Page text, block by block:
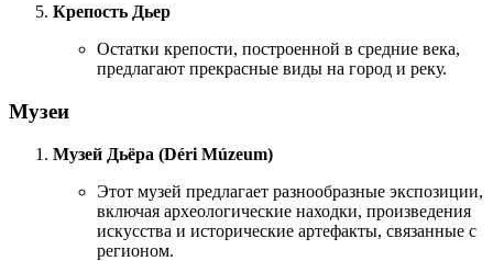
Крепость Дьер
Остатки крепости, построенной в средние века,
предлагают прекрасные виды на город и реку.
Музеи
Музей Дьёра (Déri Múzeum)
Этот музей предлагает разнообразные экспозиции,
включая археологические находки, произведения
искусства и исторические артефакты, связанные с
регионом.